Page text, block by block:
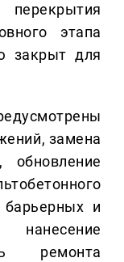
этапа
закрыт для
замена
обновление
и
ремонта